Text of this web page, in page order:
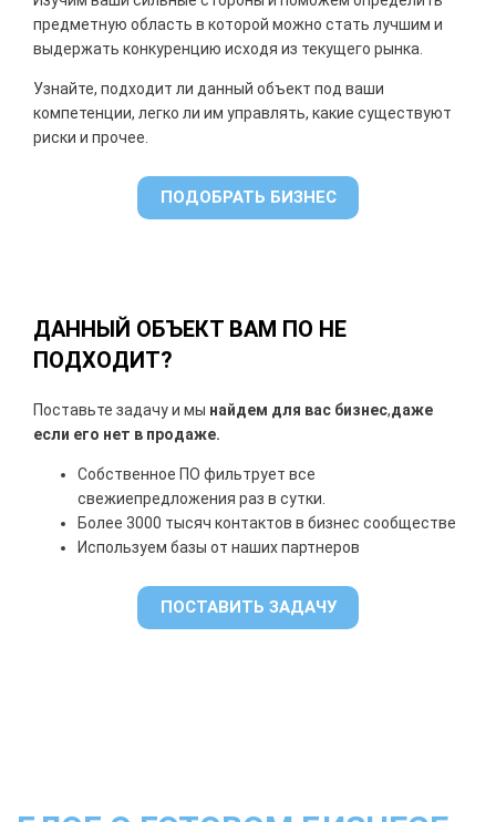
предметную область в которой можно стать лучшим и
выдержать конкуренцию исходя из текущего рынка.
Узнайте, подходит ли данный объект под ваши
компетенции, легко ли им управлять, какие существуют
риски и прочее.
ПОДОБРАТЬ БИЗНЕС
ДАННЫЙ ОБЪЕКТ ВАМ ПО НЕ
ПОДХОДИТ?
Поставьте задачу и мы найдем для вас бизнес,даже
если его нет в продаже.
Собственное ПО фильтрует все
свежиепредложения раз в сутки.
Более 3000 тысяч контактов в бизнес сообществе
Используем базы от наших партнеров
ПОСТАВИТЬ ЗАДАЧУ